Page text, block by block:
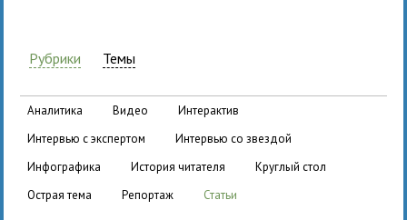
Рубрики Темы
аналитика видео
интерактив
интервью с экспертом
интервью со звездой
инфографика
история читателя
круглый стол
острая тема
репортаж статьи